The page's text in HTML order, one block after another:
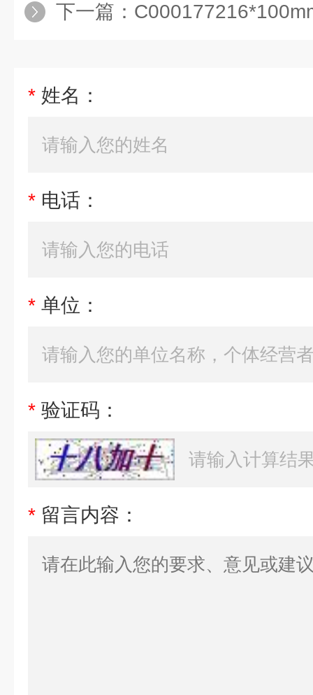
下一篇： C000177216*100mm预组装
* 姓名：
* 电话：
* 单位：
* 验证码：
* 留言内容：